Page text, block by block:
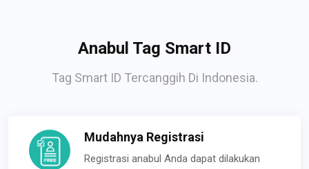
Anabul Tag Smart ID
Tag Smart ID Tercanggih Di Indonesia.
Mudahnya Registrasi
Registrasi anabul Anda dapat dilakukan